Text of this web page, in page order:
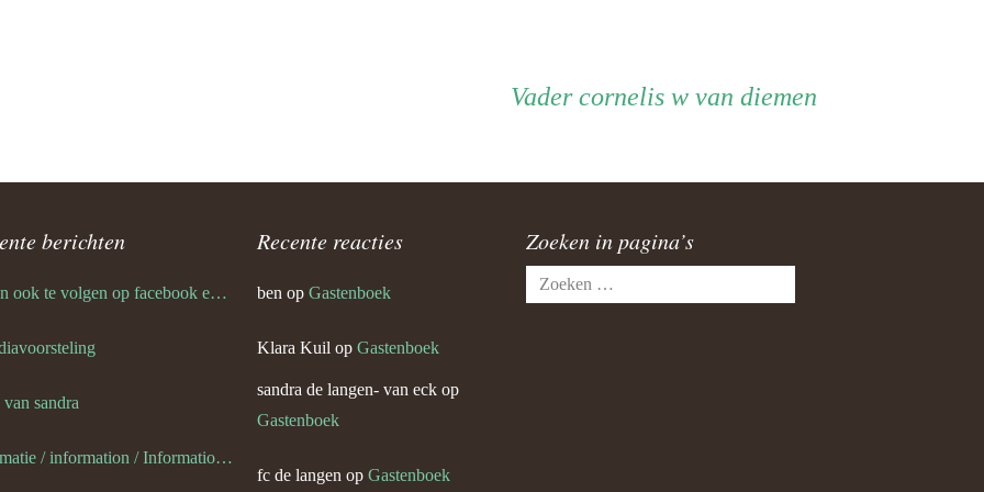
VaderVader
cornelis w van diemen
berichten
ik ben ook te volgen op facebook en twitter
sandra
informatie / information / Informationen / l information
Recente reacties
ben op Gastenboek
Klara Kuil op Gastenboek
sandra de langen- van eck op
Gastenboek
fc de langen op Gastenboek
Zoeken in pagina’s
Zoeken
naar: